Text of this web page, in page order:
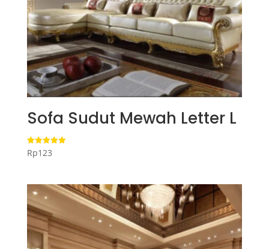
Sofa Sudut Mewah Letter L
Dinilai
5.00
Rp123